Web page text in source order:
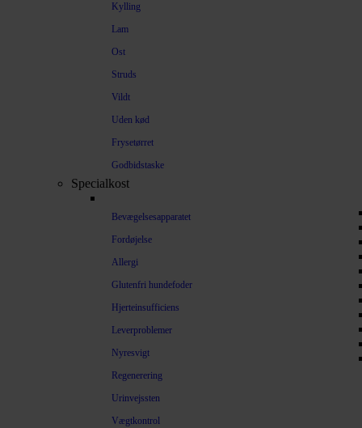
Kylling
Lam
Ost
Struds
Vildt
Uden kød
Frysetørret
Godbidstaske
Specialkost
Bevægelsesapparatet
Fordøjelse
Allergi
Glutenfri hundefoder
Hjerteinsufficiens
Leverproblemer
Nyresvigt
Regenerering
Urinvejssten
Vægtkontrol